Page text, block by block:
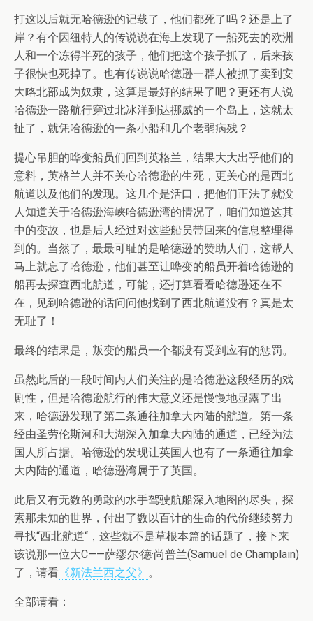
打这以后就无哈德逊的记载了，他们都死了吗？还是上了
岸？有个因纽特人的传说说在海上发现了一船死去的欧洲
人和一个冻得半死的孩子，他们把这个孩子抓了，后来孩
子很快也死掉了。也有传说说哈德逊一群人被抓了卖到安
大略北部成为奴隶，这算是最好的结果了吧？更还有人说
哈德逊一路航行穿过北冰洋到达挪威的一个岛上，这就太
扯了，就凭哈德逊的一条小船和几个老弱病残？
提心吊胆的哗变船员们回到英格兰，结果大大出乎他们的
意料，英格兰人并不关心哈德逊的生死，更关心的是西北
航道以及他们的发现。这几个是活口，把他们正法了就没
人知道关于哈德逊海峡哈德逊湾的情况了，咱们知道这其
中的变故，也是后人经过对这些船员带回来的信息整理得
到的。当然了，最最可耻的是哈德逊的赞助人们，这帮人
马上就忘了哈德逊，他们甚至让哗变的船员开着哈德逊的
船再去探查西北航道，可能，还打算看看哈德逊还在不
在，见到哈德逊的话问问他找到了西北航道没有？真是太
无耻了！
最终的结果是，叛变的船员一个都没有受到应有的惩罚。
虽然此后的一段时间内人们关注的是哈德逊这段经历的戏
剧性，但是哈德逊航行的伟大意义还是慢慢地显露了出
来，哈德逊发现了第二条通往加拿大内陆的航道。第一条
经由圣劳伦斯河和大湖深入加拿大内陆的通道，已经为法
国人所占据。哈德逊的发现让英国人也有了一条通往加拿
大内陆的通道，哈德逊湾属于了英国。
此后又有无数的勇敢的水手驾驶航船深入地图的尽头，探
索那未知的世界，付出了数以百计的生命的代价继续努力
寻找“西北航道“，这些就不是草根本篇的话题了，接下来
该说那一位大C——萨缪尔·德·尚普兰(Samuel de Champlain)
了，请看 《新法兰西之父》 。
全部请看：